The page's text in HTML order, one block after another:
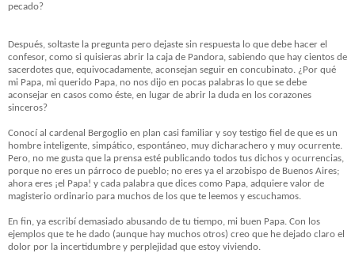
pecado?
Después, soltaste la pregunta pero dejaste sin respuesta lo que debe hacer el
confesor, como si quisieras abrir la caja de Pandora, sabiendo que hay cientos de
sacerdotes que, equivocadamente, aconsejan seguir en concubinato. ¿Por qué
mi Papa, mi querido Papa, no nos dijo en pocas palabras lo que se debe
aconsejar en casos como éste, en lugar de abrir la duda en los corazones
sinceros?
Conocí al cardenal Bergoglio en plan casi familiar y soy testigo fiel de que es un
hombre inteligente, simpático, espontáneo, muy dicharachero y muy ocurrente.
Pero, no me gusta que la prensa esté publicando todos tus dichos y ocurrencias,
porque no eres un párroco de pueblo; no eres ya el arzobispo de Buenos Aires;
ahora eres ¡el Papa! y cada palabra que dices como Papa, adquiere valor de
magisterio ordinario para muchos de los que te leemos y escuchamos.
En fin, ya escribí demasiado abusando de tu tiempo, mi buen Papa. Con los
ejemplos que te he dado (aunque hay muchos otros) creo que he dejado claro el
dolor por la incertidumbre y perplejidad que estoy viviendo.